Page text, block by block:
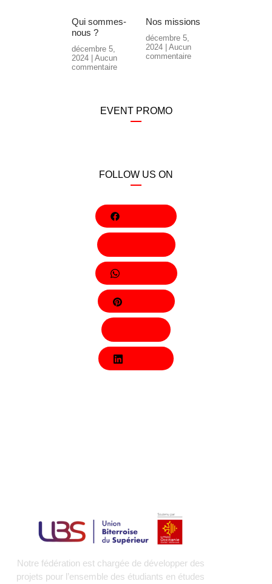
Qui sommes-
nous ?
décembre 5,
2024
Aucun
commentaire
Nos missions
décembre 5,
2024 Aucun
commentaire
EVENT PROMO
FOLLOW US ON
Whatsapp
Pinterest
Notre fédération est chargée de développer des
projets pour l’ensemble des étudiants en études